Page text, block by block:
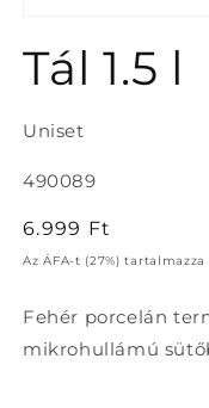
megnyitása
Tál 1.5 l
Uniset
Termékváltozat:
490089
Normál
ár
6.999 Ft
Az ÁFA-t (27%) tartalmazza
Fehér porcelán
mikrohullámú